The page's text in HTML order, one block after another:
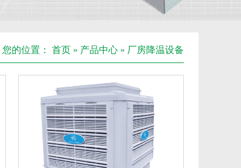
您的位置： 首页 » 产品中心 » 厂房降温设备